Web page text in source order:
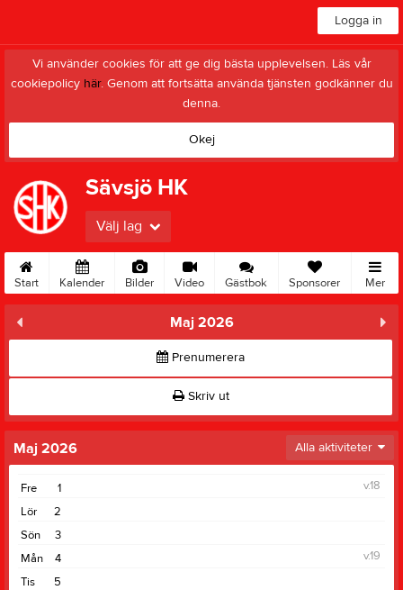
Logga in
Vi använder cookies för att ge dig bästa upplevelsen. Läs vår
cookiepolicy här. Genom att fortsätta använda tjänsten godkänner du
denna.
Okej
Sävsjö HK
Välj lag
Start Kalender Bilder Video Gästbok Sponsorer Mer
Maj 2026
Prenumerera
Skriv ut
Maj 2026 Alla aktiviteter
1
Fre
v.18
2
Lör
3
Sön
4
Mån
v.19
5
Tis